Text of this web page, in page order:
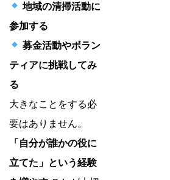
地域の清掃活動に
参加する
募金活動やボラン
ティアに挑戦してみ
る
大きなことをする必
要はありません。
「自分が誰かの役に
立てた」という経験